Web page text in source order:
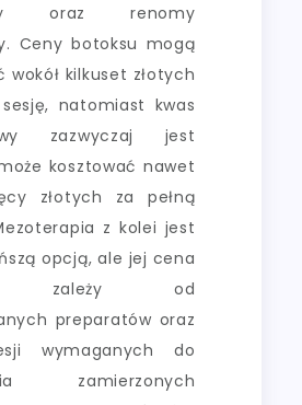
oraz renomy
Ceny botoksu mogą
wokół kilkuset złotych
natomiast kwas
zazwyczaj jest
kosztować nawet
złotych za pełną
z kolei jest
opcją, ale jej cena
zależy od
preparatów oraz
wymaganych do
zamierzonych